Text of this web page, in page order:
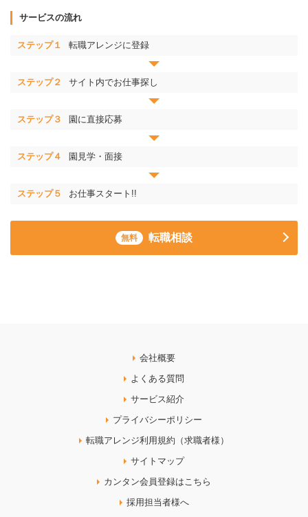
サービスの流れ
ステップ１ 転職アレンジに登録
ステップ２ サイト内でお仕事探し
ステップ３ 園に直接応募
ステップ４ 園見学・面接
ステップ５ お仕事スタート!!
無料 転職相談
会社概要
よくある質問
サービス紹介
プライバシーポリシー
転職アレンジ利用規約（求職者様）
サイトマップ
カンタン会員登録はこちら
採用担当者様へ